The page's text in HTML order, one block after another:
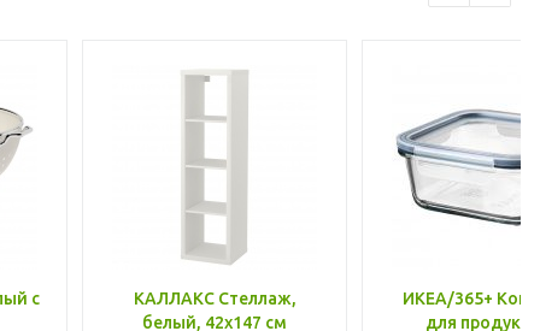
с
КАЛЛАКС Стеллаж,
белый, 42x147 см
ИКЕА/365+
для